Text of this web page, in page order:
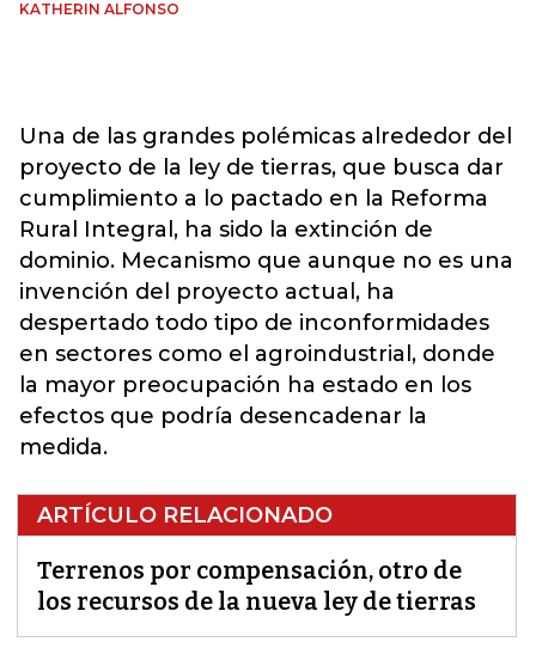
KATHERIN ALFONSO
Una de las grandes polémicas alrededor del
proyecto de la ley de tierras, que busca dar
cumplimiento a lo pactado en la Reforma
Rural Integral, ha sido la extinción de
dominio. Mecanismo que aunque no es una
invención del proyecto actual, ha
despertado todo tipo de inconformidades
en sectores como el agroindustrial, donde
la mayor preocupación ha estado en los
efectos que podría desencadenar la
medida.
ARTÍCULO RELACIONADO
Terrenos por compensación, otro de
los recursos de la nueva ley de tierras